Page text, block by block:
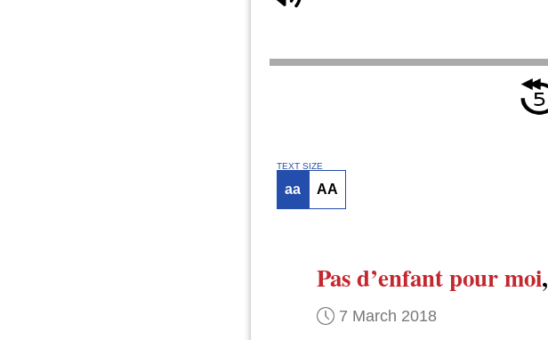
TEXT SIZE
aa AA
Pas d’enfant pour moi,
7 March 2018